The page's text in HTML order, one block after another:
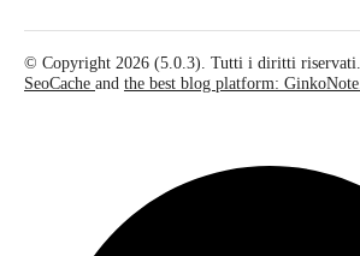
© Copyright 2026 (5.0.3). Tutti i diritti riservati.
SeoCache and the best blog platform: GinkoNote.